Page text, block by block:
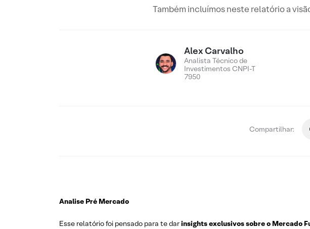
Também incluímos neste relatório a
Alex Carvalho
Analista Técnico de
Investimentos CNPI-T
7950
Compartilhar:
Analise Pré Mercado
Esse relatório foi pensado para te darinsights exclusivos sobre o Mercado